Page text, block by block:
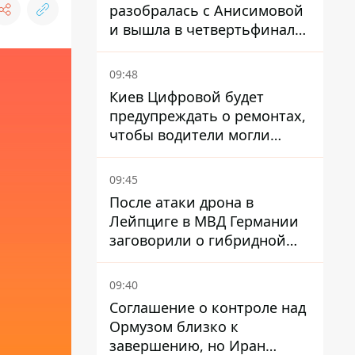
разобралась с Анисимовой
и вышла в четвертьфинал
турнира в Торонто
09:48
Киев Цифровой будет
предупреждать о ремонтах,
чтобы водители могли
избегать участков с
пробками
09:45
После атаки дрона в
Лейпциге в МВД Германии
заговорили о гибридной
войне – мы ежедневно цель
09:40
Соглашение о контроле над
Ормузом близко к
завершению, но Иран